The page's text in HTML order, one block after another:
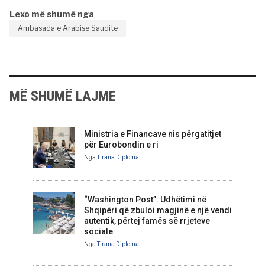
Lexo më shumë nga
Ambasada e Arabise Saudite
MË SHUMË LAJME
Ministria e Financave nis përgatitjet
për Eurobondin e ri
NgaTirana Diplomat
“Washington Post”: Udhëtimi në
Shqipëri që zbuloi magjinë e një vendi
autentik, përtej famës së rrjeteve
sociale
NgaTirana Diplomat